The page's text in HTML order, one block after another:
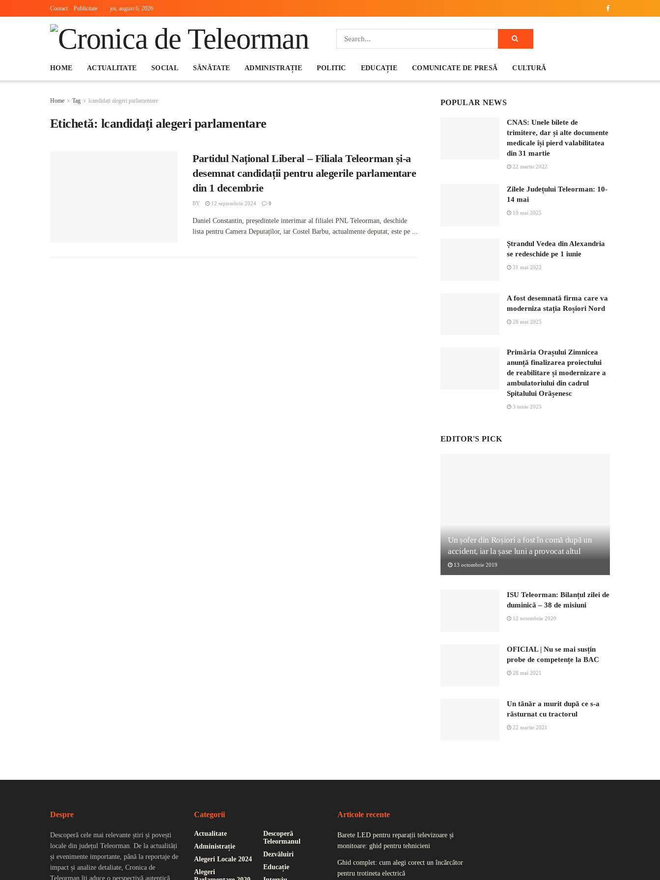
Contact Publicitate joi, august 6, 2026
HOME ACTUALITATE SOCIAL SĂNĂTATE ADMINISTRAȚIE POLITIC EDUCAȚIE COMUNICATE DE PRESĂ CULTURĂ
Home Tag lcandidați alegeri parlamentare
Etichetă: lcandidați alegeri parlamentare
Partidul Național Liberal – Filiala Teleorman și-a
desemnat candidații pentru alegerile parlamentare
din 1 decembrie
BY 12 septembrie 2024 0
Daniel Constantin, președintele interimar al filialei PNL Teleorman, deschide
lista pentru Camera Deputaților, iar Costel Barbu, actualmente deputat, este pe ...
POPULAR NEWS
CNAS: Unele bilete de
trimitere, dar și alte documente
medicale își pierd valabilitatea
din 31 martie
22 martie 2022
Zilele Județului Teleorman: 10-
14 mai
10 mai 2025
Ștrandul Vedea din Alexandria
se redeschide pe 1 iunie
31 mai 2022
A fost desemnată firma care va
moderniza stația Roșiori Nord
26 mai 2025
Primăria Orașului Zimnicea
anunță finalizarea proiectului
de reabilitare și modernizare a
ambulatoriului din cadrul
Spitalului Orășenesc
3 iunie 2025
EDITOR'S PICK
Un șofer din Roșiori a fost în comă după un
accident, iar la șase luni a provocat altul
13 octombrie 2019
ISU Teleorman: Bilanțul zilei de
duminică – 38 de misiuni
12 octombrie 2020
OFICIAL | Nu se mai susțin
probe de competențe la BAC
28 mai 2021
Un tânăr a murit după ce s-a
răsturnat cu tractorul
22 martie 2021
Despre
Descoperă cele mai relevante știri și povești
locale din județul Teleorman. De la actualități
și evenimente importante, până la reportaje de
impact și analize detaliate, Cronica de
Teleorman îți aduce o perspectivă autentică
Categorii
Actualitate
Administrație
Alegeri Locale 2024
Alegeri
Descoperă
Teleormanul
Dezvăluiri
Educație
Articole recente
Barete LED pentru reparații televizoare și
monitoare: ghid pentru tehnicieni
Ghid complet: cum alegi corect un încărcător
pentru trotineta electrică